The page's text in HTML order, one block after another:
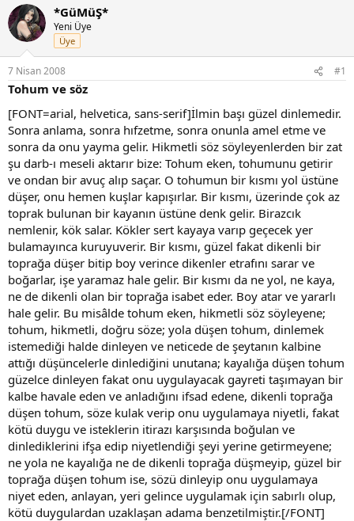
n
b
u
y
u
b
a
ş
l
a
t
a
n
ş
l
ı
ç
a
i
h
i
*GüMüŞ*
Yeni Üye
Üye
7 Nisan 2008 #1
Tohum ve söz
[FONT=arial, helvetica, sans-serif]İlmin başı güzel dinlemedir.
Sonra anlama, sonra hıfzetme, sonra onunla amel etme ve
sonra da onu yayma gelir. Hikmetli söz söyleyenlerden bir zat
şu darb-ı meseli aktarır bize: Tohum eken, tohumunu getirir
ve ondan bir avuç alıp saçar. O tohumun bir kısmı yol üstüne
düşer, onu hemen kuşlar kapışırlar. Bir kısmı, üzerinde çok az
toprak bulunan bir kayanın üstüne denk gelir. Birazcık
nemlenir, kök salar. Kökler sert kayaya varıp geçecek yer
bulamayınca kuruyuverir. Bir kısmı, güzel fakat dikenli bir
toprağa düşer bitip boy verince dikenler etrafını sarar ve
boğarlar, işe yaramaz hale gelir. Bir kısmı da ne yol, ne kaya,
ne de dikenli olan bir toprağa isabet eder. Boy atar ve yararlı
hale gelir. Bu misâlde tohum eken, hikmetli söz söyleyene;
tohum, hikmetli, doğru söze; yola düşen tohum, dinlemek
istemediği halde dinleyen ve neticede de şeytanın kalbine
attığı düşüncelerle dinlediğini unutana; kayalığa düşen tohum
güzelce dinleyen fakat onu uygulayacak gayreti taşımayan bir
kalbe havale eden ve anladığını ifsad edene, dikenli toprağa
düşen tohum, söze kulak verip onu uygulamaya niyetli, fakat
kötü duygu ve isteklerin itirazı karşısında boğulan ve
dinlediklerini ifşa edip niyetlendiği şeyi yerine getirmeyene;
ne yola ne kayalığa ne de dikenli toprağa düşmeyip, güzel bir
toprağa düşen tohum ise, sözü dinleyip onu uygulamaya
niyet eden, anlayan, yeri gelince uygulamak için sabırlı olup,
kötü duygulardan uzaklaşan adama benzetilmiştir.[/FONT]